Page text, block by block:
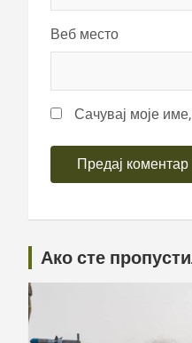
Веб место
Сачувај моје
Ако сте